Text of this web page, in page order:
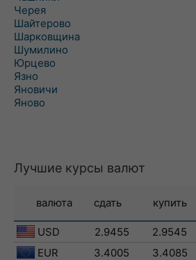
Черея
Шайтерово
Шарковщина
Шумилино
Юрцево
Язно
Яновичи
Яново
Лучшие курсы валют
валюта сдать купить
USD 2.9455 2.9545
EUR
3.4005 3.4085